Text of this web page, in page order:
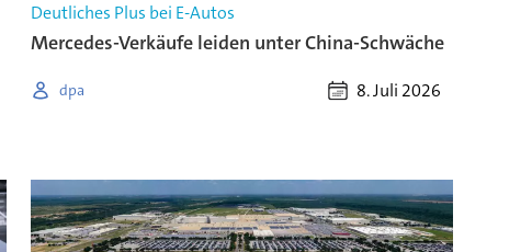
Deutliches Plus bei E-Autos
Mercedes-Verkäufe leiden unter China-Schwäche
dpa 8. Juli 2026